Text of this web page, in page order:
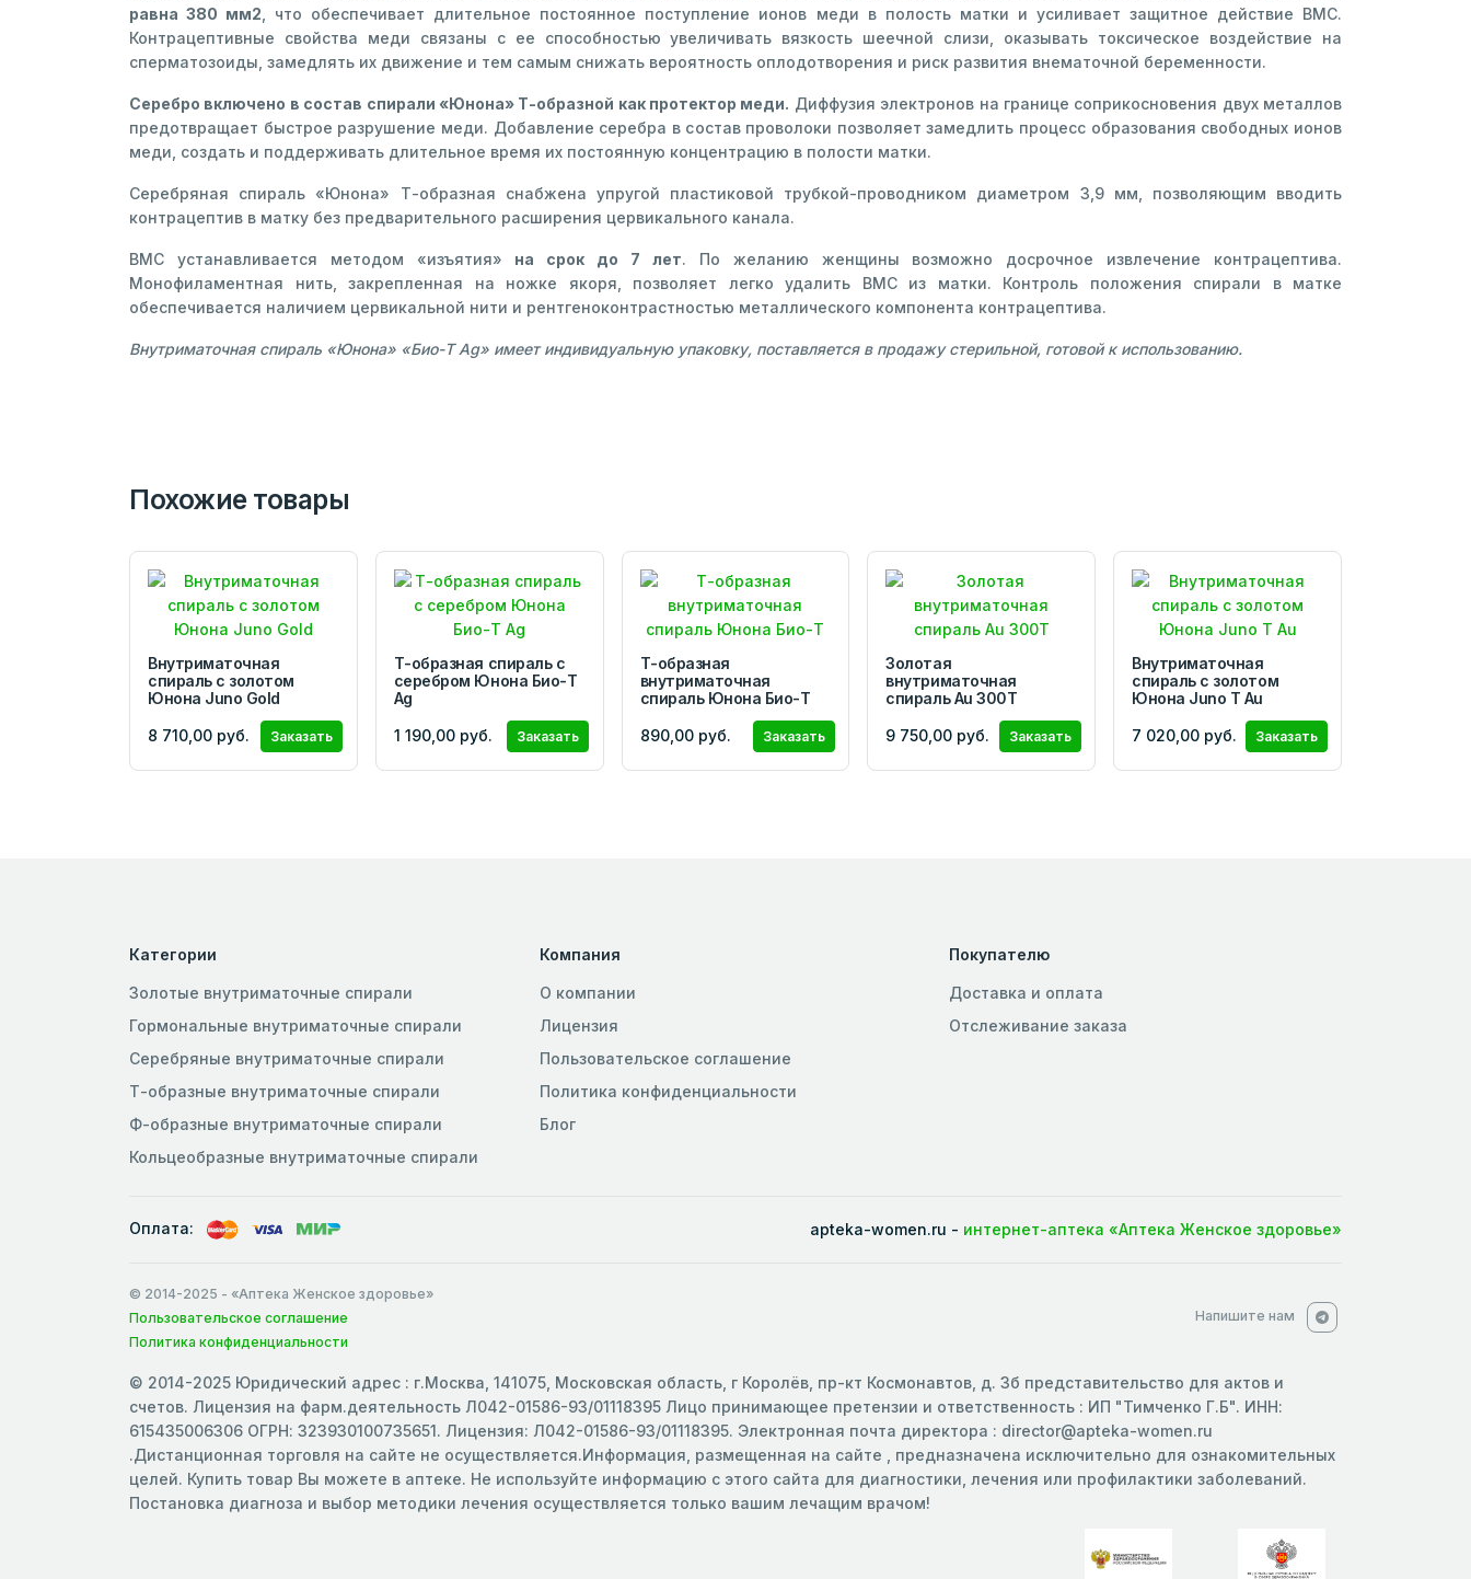
равна 380 мм2 , что обеспечивает длительное постоянное поступление ионов меди в полость матки и усиливает защитное действие ВМС.
Контрацептивные свойства меди связаны с ее способностью увеличивать вязкость шеечной слизи, оказывать токсическое воздействие на
сперматозоиды, замедлять их движение и тем самым снижать вероятность оплодотворения и риск развития внематочной беременности.
Серебро включено в состав спирали «Юнона» Т-образной как протектор меди. Диффузия электронов на границе соприкосновения двух металлов
предотвращает быстрое разрушение меди. Добавление серебра в состав проволоки позволяет замедлить процесс образования свободных ионов
меди, создать и поддерживать длительное время их постоянную концентрацию в полости матки.
Серебряная спираль «Юнона» Т-образная снабжена упругой пластиковой трубкой-проводником диаметром 3,9 мм, позволяющим вводить
контрацептив в матку без предварительного расширения цервикального канала.
ВМС устанавливается методом «изъятия» на срок до 7 лет. По желанию женщины возможно досрочное извлечение контрацептива.
Монофиламентная нить, закрепленная на ножке якоря, позволяет легко удалить ВМС из матки. Контроль положения спирали в матке
обеспечивается наличием цервикальной нити и рентгеноконтрастностью металлического компонента контрацептива.
Внутриматочная спираль «Юнона» «Био-Т Ag» имеет индивидуальную упаковку, поставляется в продажу стерильной, готовой к использованию.
Похожие товары
Внутриматочная
спираль с золотом
Юнона Juno Gold
8 710,00 руб. Заказать
Т-образная спираль с
серебром Юнона Био-Т
Ag
1 190,00 руб. Заказать
Т-образная
внутриматочная
спираль Юнона Био-Т
890,00 руб. Заказать
Золотая
внутриматочная
спираль Au 300Т
9 750,00 руб. Заказать
Внутриматочная
спираль с золотом
Юнона Juno Т Au
7 020,00 руб. Заказать
Категории
Золотые внутриматочные спирали
Гормональные внутриматочные спирали
Серебряные внутриматочные спирали
Т-образные внутриматочные спирали
Ф-образные внутриматочные спирали
Кольцеобразные внутриматочные спирали
Компания
О компании
Лицензия
Пользовательское соглашение
Политика конфиденциальности
Блог
Покупателю
Доставка и оплата
Отслеживание заказа
Оплата: apteka-women.ru - интернет-аптека «Аптека Женское здоровье»
© 2014-2025 - «Аптека Женское здоровье»
Пользовательское соглашение
Политика конфиденциальности
Напишите нам
© 2014-2025 Юридический адрес : г.Москва, 141075, Московская область, г Королёв, пр-кт Космонавтов, д. 3б представительство для актов и
счетов. Лицензия на фарм.деятельность Л042-01586-93/01118395 Лицо принимающее претензии и ответственность : ИП "Тимченко Г.Б". ИНН:
615435006306 ОГРН: 323930100735651. Лицензия: Л042-01586-93/01118395. Электронная почта директора : director@apteka-women.ru
.Дистанционная торговля на сайте не осуществляется.Информация, размещенная на сайте , предназначена исключительно для ознакомительных
целей. Купить товар Вы можете в аптеке. Не используйте информацию с этого сайта для диагностики, лечения или профилактики заболеваний.
Постановка диагноза и выбор методики лечения осуществляется только вашим лечащим врачом!